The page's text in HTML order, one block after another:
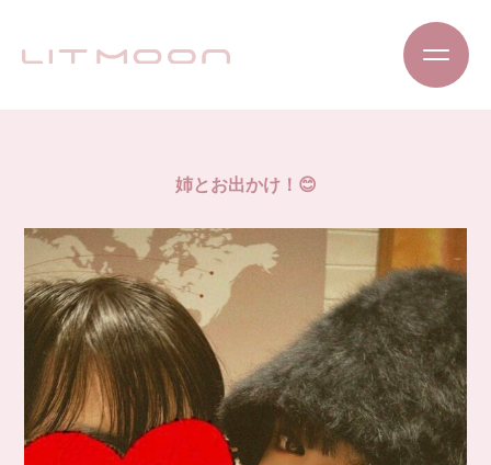
姉とお出かけ！😊